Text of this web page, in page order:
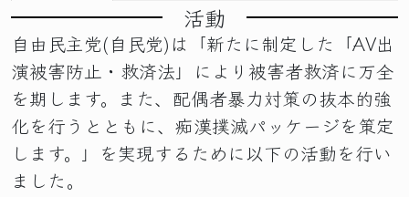
活動
自由民主党(自民党)は「新たに制定した「AV出
演被害防止・救済法」により被害者救済に万全
を期します。また、配偶者暴力対策の抜本的強
化を行うとともに、痴漢撲滅パッケージを策定
します。」を実現するために以下の活動を行い
ました。